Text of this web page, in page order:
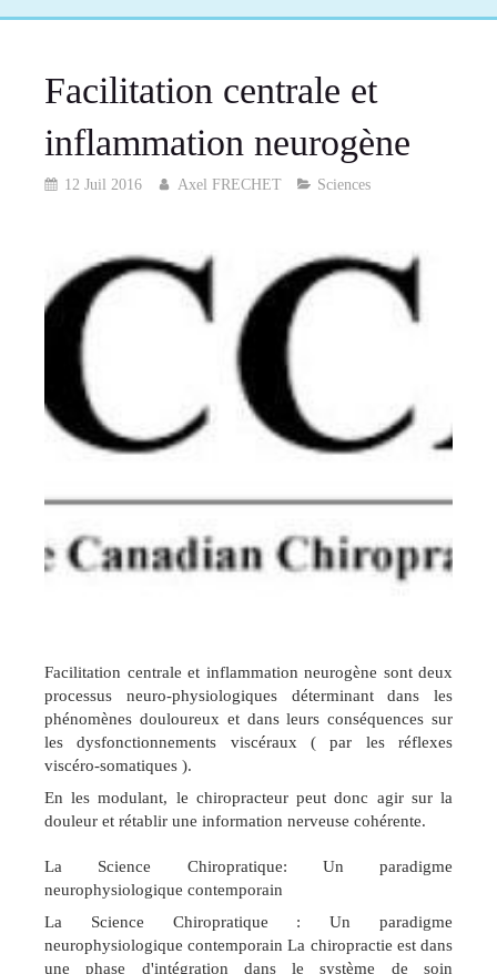
Facilitation centrale et
inflammation neurogène
12 Juil 2016 Axel FRECHET Sciences
Facilitation centrale et inflammation neurogène sont deux
processus neuro-physiologiques déterminant dans les
phénomènes douloureux et dans leurs conséquences sur
les dysfonctionnements viscéraux ( par les réflexes
viscéro-somatiques ).
En les modulant, le chiropracteur peut donc agir sur la
douleur et rétablir une information nerveuse cohérente.
La Science Chiropratique: Un paradigme
neurophysiologique contemporain
La Science Chiropratique : Un paradigme
neurophysiologique contemporain La chiropractie est dans
une phase d'intégration dans le système de soin